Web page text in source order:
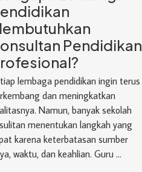
Pendidikan
lembaga pendidikan ingin terus
dan meningkatkan
Namun, banyak sekolah
menentukan langkah yang
karena keterbatasan sumber
waktu, dan keahlian. Guru ...